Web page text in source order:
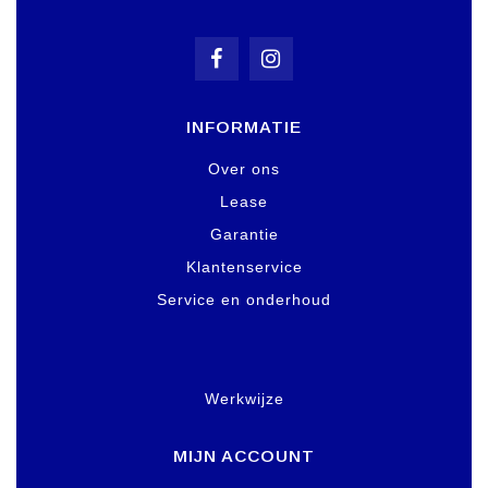
INFORMATIE
Over ons
Lease
Garantie
Klantenservice
Service en onderhoud
Werkwijze
MIJN ACCOUNT